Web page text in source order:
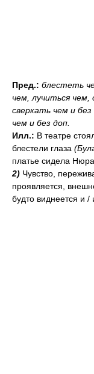
Пред.: блестеть
чем , лучиться чем
сверкать чем и без
чем и без доп.
Илл.: В театре
блестели глаза
платье сидела
2) Чувство,
проявляется,
будто виднеется и /